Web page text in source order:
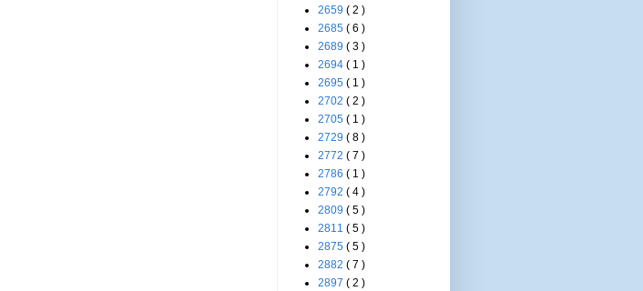
2659 ( 2 )
2685 ( 6 )
2689 ( 3 )
2694 ( 1 )
2695 ( 1 )
2702 ( 2 )
2705 ( 1 )
2729 ( 8 )
2772 ( 7 )
2786 ( 1 )
2792 ( 4 )
2809 ( 5 )
2811 ( 5 )
2875 ( 5 )
2882 ( 7 )
2897 ( 2 )